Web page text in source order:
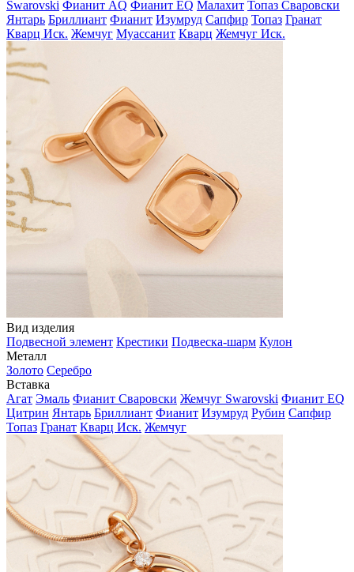
Swarovski Фианит AQ Фианит EQ Малахит Топаз Сваровски
Янтарь Бриллиант Фианит Изумруд Сапфир Топаз Гранат
Кварц Иск. Жемчуг Муассанит Кварц Жемчуг Иск.
Вид изделия
Подвесной элемент Крестики Подвеска-шарм Кулон
Металл
Золото Серебро
Вставка
Агат Эмаль Фианит Сваровски Жемчуг Swarovski Фианит EQ
Цитрин Янтарь Бриллиант Фианит Изумруд Рубин Сапфир
Топаз Гранат Кварц Иск. Жемчуг